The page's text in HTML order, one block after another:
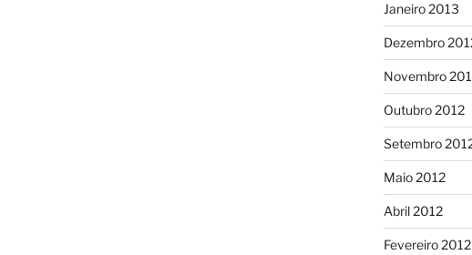
Janeiro 2013
Dezembro
Novembro
Outubro 2012
Setembro
Maio 2012
Abril 2012
Fevereiro 2012